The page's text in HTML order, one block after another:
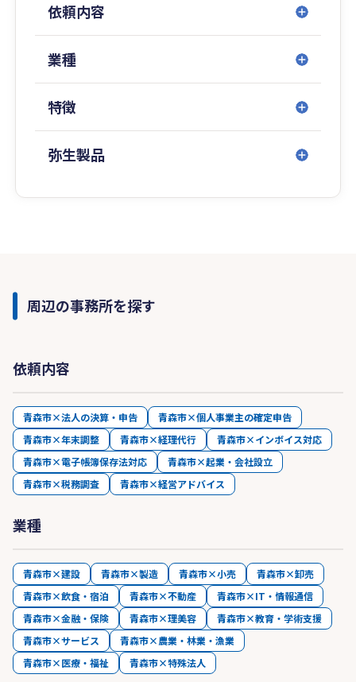
依頼内容
業種
特徴
弥生製品
周辺の事務所を探す
依頼内容
青森市×法人の決算・申告
青森市×個人事業主の確定申告
青森市×年末調整
青森市×経理代行
青森市×インボイス対応
青森市×電子帳簿保存法対応
青森市×起業・会社設立
青森市×税務調査
青森市×経営アドバイス
業種
青森市×建設 青森市×製造 青森市×小売
青森市×卸売
青森市×飲食・宿泊
青森市×不動産
青森市×IT・情報通信
青森市×金融・保険
青森市×理美容
青森市×教育・学術支援
青森市×サービス
青森市×農業・林業・漁業
青森市×医療・福祉
青森市×特殊法人